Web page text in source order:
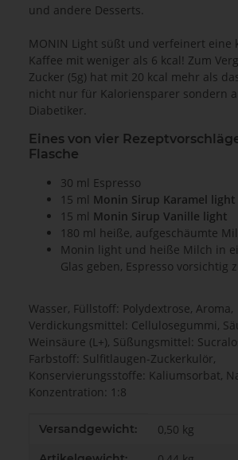
und andere Desserts.
MONIN Light süßt und verfeinert eine
Kaffee mit weniger als 6 kcal! Zum
Zucker (5g) hat mit 20 kcal mehr als
nicht nur für Kaloriensparer sondern
Diabetiker.
Eines von vier
Flasche
30 ml Espresso
15 ml Monin Sirup Karamel light
15 ml Monin Sirup Vanille light
180 ml heiße, aufgeschäumte
Monin light und heiße Milch in
Glas geben, Espresso vorsichtig
Wasser, Füllstoff: Polydextrose, Aroma,
Verdickungsmittel: Cellulosegummi,
Weinsäure (L+), Süßungsmittel:
Farbstoff: Sulfitlaugen-Zuckerkulör,
Konservierungsstoffe: Kaliumsorbat,
Konzentration: 1:8
Produkteigenschaft
Wert
Versandgewicht: 0,50 kg